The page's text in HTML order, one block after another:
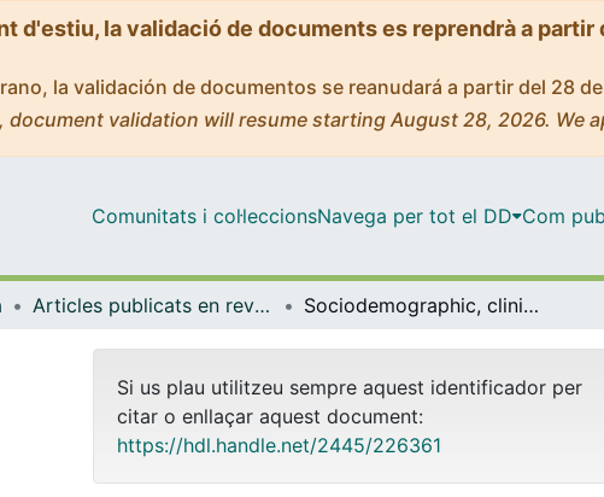
d'estiu, la validació de documents es reprendrà a
la validación de documentos se reanudará a partir del 28
document validation will resume starting August 28, 2026. We
Comunitats i col·leccionsNavega per tot el DD Com
Articles publicats en revistes (Medicina) Sociodemographic, clinical, and immunological factors associated with SARS-CoV-2 diagnosis and severe COVID-19 outcomes in people living with HIV: a retrospective cohort study.
Si us plau utilitzeu sempre aquest identificador per
citar o enllaçar aquest document:
https://hdl.handle.net/2445/226361